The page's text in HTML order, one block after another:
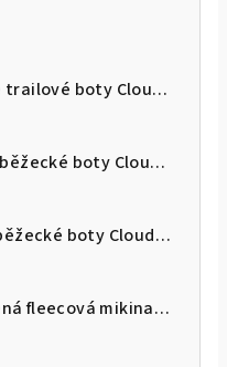
Pánské běžecké trailové boty Cloudultra 3
Dámské silniční běžecké boty Cloudswift 4
Pánské silniční běžecké boty Cloudsurfer Max
Dámská zateplená fleecová mikina s kapucí Kilpi NEVIA-W